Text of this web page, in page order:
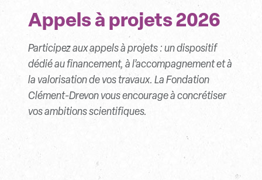
Appels à projets 2026
Participez aux appels à projets : un dispositif
dédié au financement, à l’accompagnement et à
la valorisation de vos travaux. La Fondation
Clément-Drevon vous encourage à concrétiser
vos ambitions scientifiques.